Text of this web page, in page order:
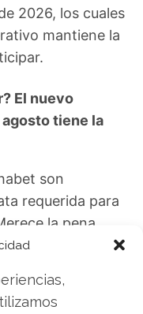
2026, los cuales
mantiene la
El nuevo
tiene la
son
requerida para
la pena
En el Análisis